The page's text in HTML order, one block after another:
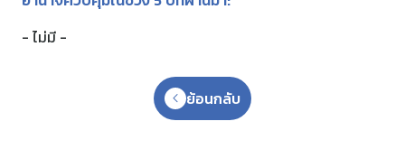
- ไม่มี -
ย้อนกลับ